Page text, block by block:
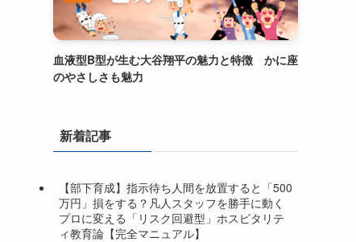
血液型B型が生む大谷翔平の魅力と特徴 かに座
のやさしさも魅力
新着記事
【部下育成】指示待ち人間を放置すると「500
万円」損をする？凡人スタッフを勝手に動く
プロに変える「リスク回避型」ホスピタリテ
ィ教育論【完全マニュアル】